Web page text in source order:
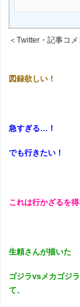
＜Twitter・記事コ
図録欲しい！
急すぎる…！
でも行きたい！
これは行かざるを
生頼さんが描いた
ゴジラvsメカゴジ
て、